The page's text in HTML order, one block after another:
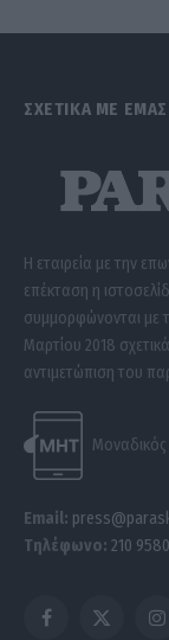
ΣΧΕΤΙΚΑ ΜΕ ΕΜΑΣ
Η εταιρεία με την
επέκταση η
συμμορφώνονται με
Μαρτίου 2018
αντιμετώπιση του
Email:
Τηλέφωνο: 210
Facebook
X